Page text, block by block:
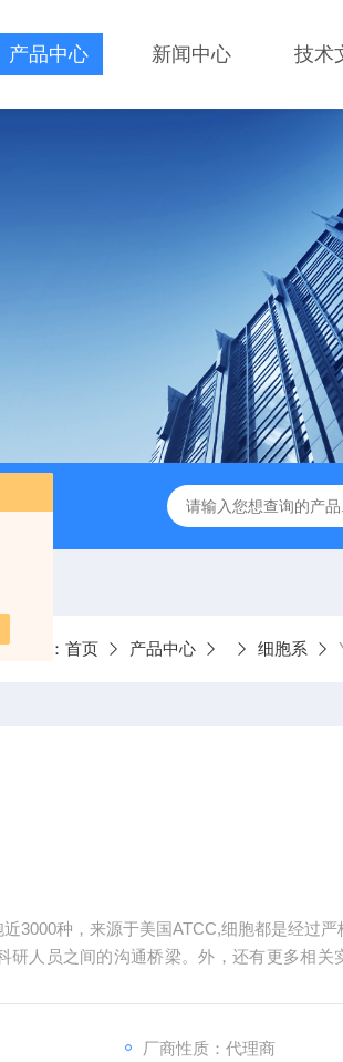
产品中心 新闻中心 技术
vero细胞vero细胞
位置： 首页 产品中心 细胞系
3000种，来源于美国ATCC,细胞都是经过严
研人员之间的沟通桥梁。外，还有更多相关
厂商性质：代理商